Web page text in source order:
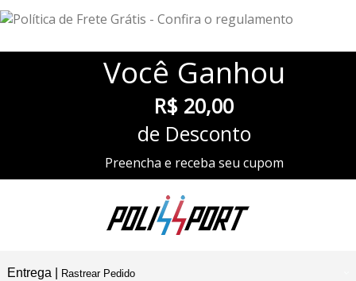
Você Ganhou
R$ 20,00
de Desconto
Preencha e receba seu cupom
Entrega | Rastrear Pedido